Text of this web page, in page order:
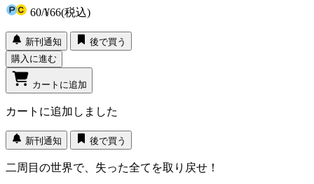
60/¥66(税込)
新刊通知
後で買う
購入に進む
カートに追加
カートに追加しました
新刊通知 後で買う
二周目の世界で、失った全てを取り戻せ！